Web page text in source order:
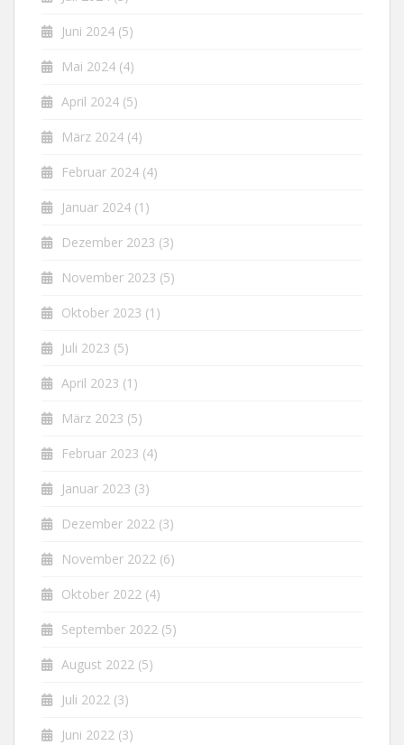
Juni 2024 (5)
Mai 2024 (4)
April 2024 (5)
März 2024 (4)
Februar 2024 (4)
Januar 2024 (1)
Dezember 2023 (3)
November 2023 (5)
Oktober 2023 (1)
Juli 2023 (5)
April 2023 (1)
März 2023 (5)
Februar 2023 (4)
Januar 2023 (3)
Dezember 2022 (3)
November 2022 (6)
Oktober 2022 (4)
September 2022 (5)
August 2022 (5)
Juli 2022 (3)
Juni 2022 (3)